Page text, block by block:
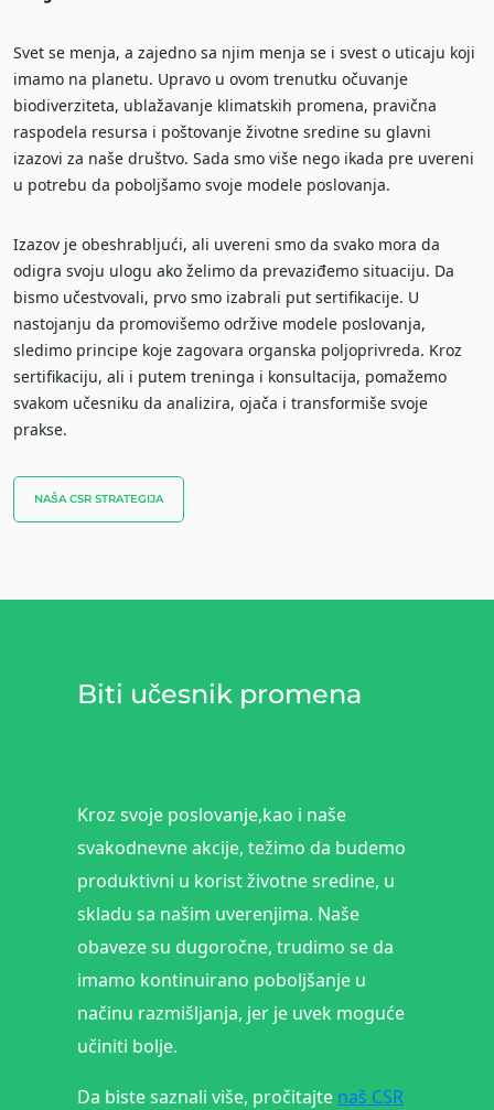
Svet se menja, a zajedno sa njim menja se i svest o uticaju koji
imamo na planetu. Upravo u ovom trenutku očuvanje
biodiverziteta, ublažavanje klimatskih promena, pravična
raspodela resursa i poštovanje životne sredine su glavni
izazovi za naše društvo. Sada smo više nego ikada pre uvereni
u potrebu da poboljšamo svoje modele poslovanja.
Izazov je obeshrabljući, ali uvereni smo da svako mora da
odigra svoju ulogu ako želimo da prevaziđemo situaciju. Da
bismo učestvovali, prvo smo izabrali put sertifikacije. U
nastojanju da promovišemo održive modele poslovanja,
sledimo principe koje zagovara organska poljoprivreda. Kroz
sertifikaciju, ali i putem treninga i konsultacija, pomažemo
svakom učesniku da analizira, ojača i transformiše svoje
prakse.
NAŠA CSR STRATEGIJA
Biti učesnik promena
Kroz svoje poslovanje,kao i naše
svakodnevne akcije, težimo da budemo
produktivni u korist životne sredine, u
skladu sa našim uverenjima. Naše
obaveze su dugoročne, trudimo se da
imamo kontinuirano poboljšanje u
načinu razmišljanja, jer je uvek moguće
učiniti bolje.
Da biste saznali više, pročitajte naš CSR